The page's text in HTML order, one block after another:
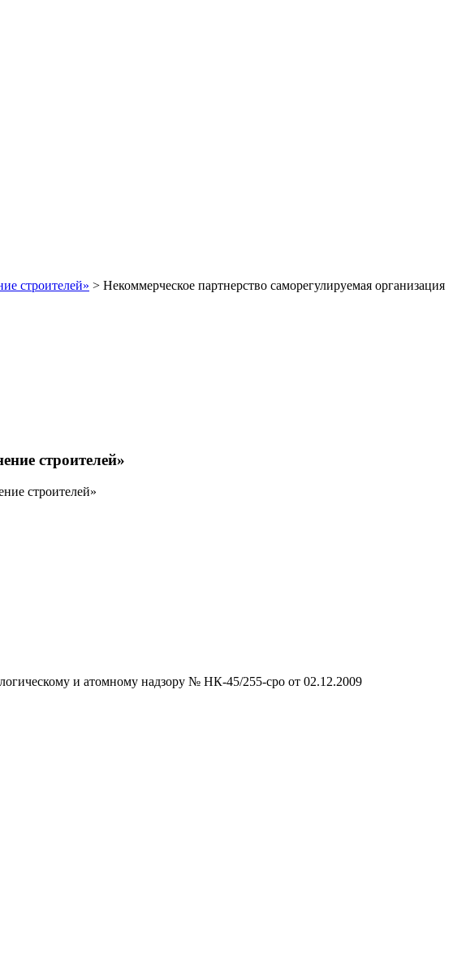
строителей» > Некоммерческое партнерство саморегулируемая организация
строителей»
строителей»
и атомному надзору № НК-45/255-сро от 02.12.2009